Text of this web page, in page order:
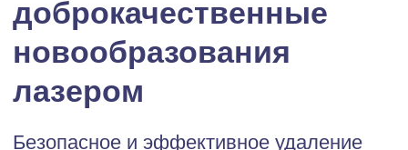
риском для окружающих тканей
с помощью лазера Capello. Процедура
быстрая, безболезненная
и не оставляет рубцов.
Удаление новообразований